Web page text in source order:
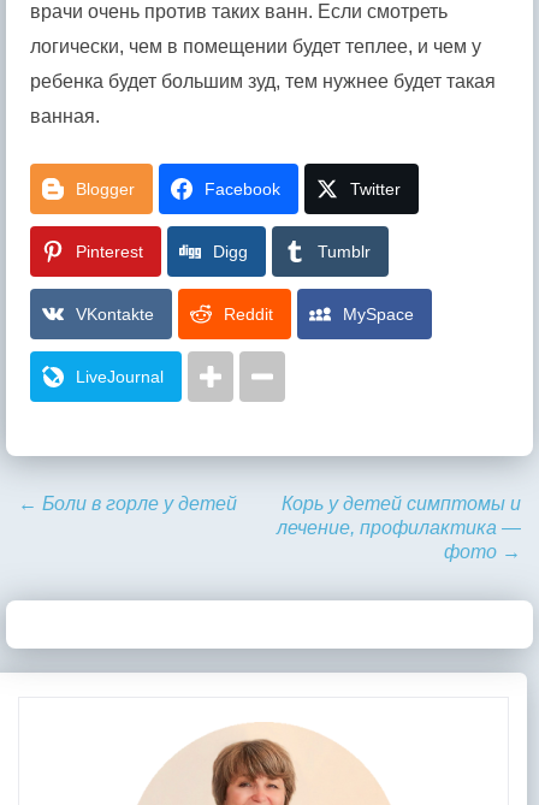
врачи очень против таких ванн. Если смотреть
логически, чем в помещении будет теплее, и чем у
ребенка будет большим зуд, тем нужнее будет такая
ванная.
Blogger Facebook Twitter
Pinterest Digg Tumblr
VKontakte Reddit MySpace
LiveJournal
← Боли в горле у детей
Корь у детей симптомы и
лечение, профилактика —
фото →